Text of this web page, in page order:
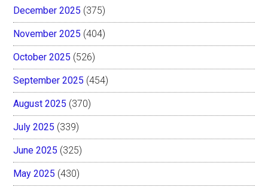
December 2025 (375)
November 2025 (404)
October 2025 (526)
September 2025 (454)
August 2025 (370)
July 2025 (339)
June 2025 (325)
May 2025 (430)